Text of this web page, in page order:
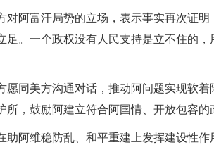
对阿富汗局势的立场，表示事实再次证
足。一个政权没有人民支持是立不住的
愿同美方沟通对话，推动阿问题实现软
所，鼓励阿建立符合阿国情、开放包容的
助阿维稳防乱、和平重建上发挥建设性